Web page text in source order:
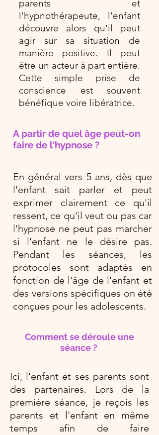
parents et
l'hypnothérapeute, l'enfant
découvre alors qu'il peut
agir sur sa situation de
manière positive. Il peut
être un acteur à part entière.
Cette simple prise de
conscience est souvent
bénéfique voire libératrice.
A partir de quel âge peut-on
faire de l'hypnose ?
En général vers 5 ans, dès que
l'enfant sait parler et peut
exprimer clairement ce qu'il
ressent, ce qu'il veut ou pas car
l'hypnose ne peut pas marcher
si l'enfant ne le désire pas.
Pendant les séances, les
protocoles sont adaptés en
fonction de l'âge de l'enfant et
des versions spécifiques on été
conçues pour les adolescents.
Comment se déroule une
séance ?
Ici, l'enfant et ses parents sont
des partenaires. Lors de la
première séance, je reçois les
parents et l'enfant en même
temps afin de faire